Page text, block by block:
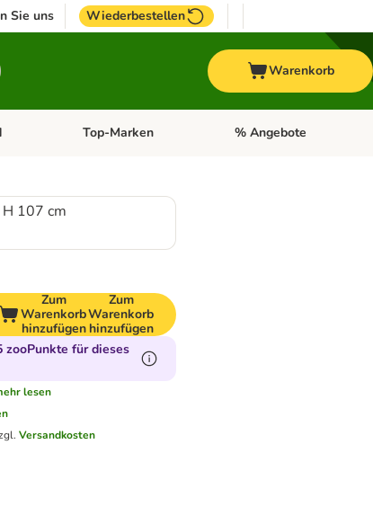
Sie uns Wiederbestellen
Warenkorb
Menü öffnen: VogelKategorie-Menü öffnen: Pferd
Top-Marken Kategorie-Menü öffnen:
% Angebote
107 cm
Zum
Warenkorb
hinzufügen
Zum
Warenkorb
hinzufügen
zooPunkte für dieses
lesen
Versandkosten